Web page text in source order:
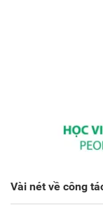
Vài nét về công